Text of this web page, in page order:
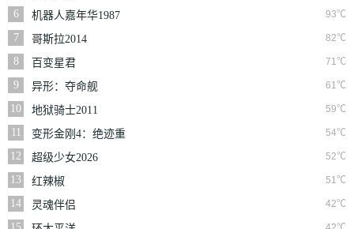
6
93℃
机器人嘉年华1987
7
82℃
哥斯拉2014
8
71℃
百变星君
9
61℃
异形：夺命舰
10
59℃
地狱骑士2011
11
54℃
变形金刚4：绝迹重
生普通话版
12 52℃
超级少女2026
13
51℃
红辣椒
14
42℃
灵魂伴侣